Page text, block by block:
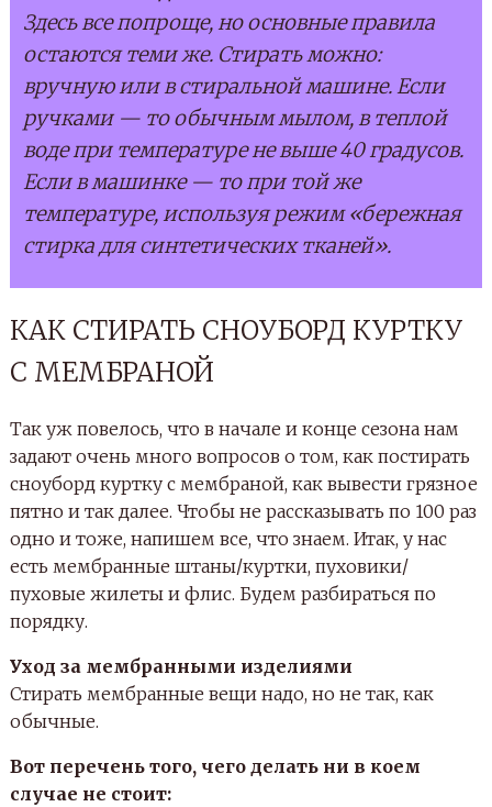
Здесь все попроще, но основные правила
остаются теми же. Стирать можно:
вручную или в стиральной машине. Если
ручками — то обычным мылом, в теплой
воде при температуре не выше 40 градусов.
Если в машинке — то при той же
температуре, используя режим «бережная
стирка для синтетических тканей».
КАК СТИРАТЬ СНОУБОРД КУРТКУ
С МЕМБРАНОЙ
Так уж повелось, что в начале и конце сезона нам
задают очень много вопросов о том, как постирать
сноуборд куртку с мембраной, как вывести грязное
пятно и так далее. Чтобы не рассказывать по 100 раз
одно и тоже, напишем все, что знаем. Итак, у нас
есть мембранные штаны/куртки, пуховики/
пуховые жилеты и флис. Будем разбираться по
порядку.
Уход за мембранными изделиями
Стирать мембранные вещи надо, но не так, как
обычные.
Вот перечень того, чего делать ни в коем
случае не стоит: